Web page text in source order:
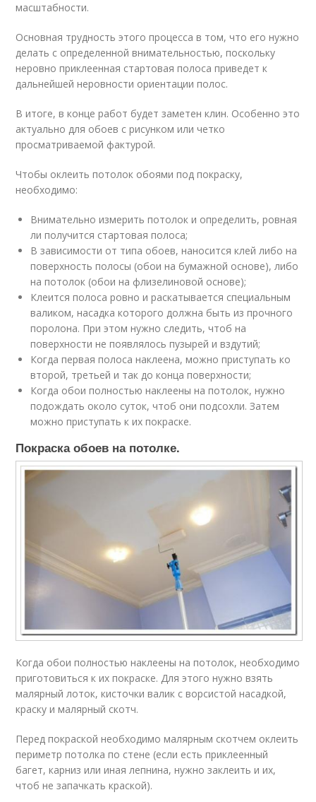
масштабности.
Основная трудность этого процесса в том, что его нужно
делать с определенной внимательностью, поскольку
неровно приклеенная стартовая полоса приведет к
дальнейшей неровности ориентации полос.
В итоге, в конце работ будет заметен клин. Особенно это
актуально для обоев с рисунком или четко
просматриваемой фактурой.
Чтобы оклеить потолок обоями под покраску,
необходимо:
Внимательно измерить потолок и определить, ровная
ли получится стартовая полоса;
В зависимости от типа обоев, наносится клей либо на
поверхность полосы (обои на бумажной основе), либо
на потолок (обои на флизелиновой основе);
Клеится полоса ровно и раскатывается специальным
валиком, насадка которого должна быть из прочного
поролона. При этом нужно следить, чтоб на
поверхности не появлялось пузырей и вздутий;
Когда первая полоса наклеена, можно приступать ко
второй, третьей и так до конца поверхности;
Когда обои полностью наклеены на потолок, нужно
подождать около суток, чтоб они подсохли. Затем
можно приступать к их покраске.
Покраска обоев на потолке.
Когда обои полностью наклеены на потолок, необходимо
приготовиться к их покраске. Для этого нужно взять
малярный лоток, кисточки валик с ворсистой насадкой,
краску и малярный скотч.
Перед покраской необходимо малярным скотчем оклеить
периметр потолка по стене (если есть приклеенный
багет, карниз или иная лепнина, нужно заклеить и их,
чтоб не запачкать краской).